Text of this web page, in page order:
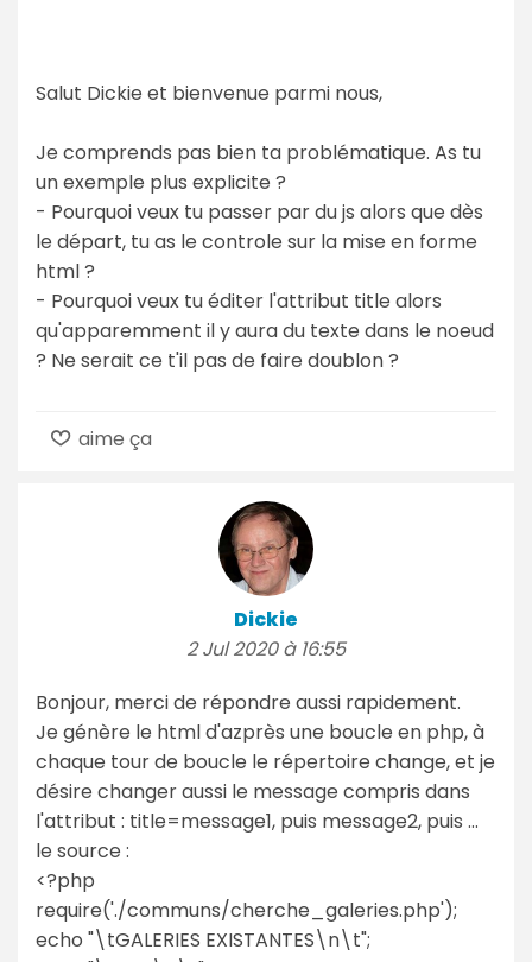
Salut Dickie et bienvenue parmi nous,
Je comprends pas bien ta problématique. As tu
un exemple plus explicite ?
- Pourquoi veux tu passer par du js alors que dès
le départ, tu as le controle sur la mise en forme
html ?
- Pourquoi veux tu éditer l'attribut title alors
qu'apparemment il y aura du texte dans le noeud
? Ne serait ce t'il pas de faire doublon ?
aime ça
Dickie
2 Jul 2020 à 16:55
Bonjour, merci de répondre aussi rapidement.
Je génère le html d'azprès une boucle en php, à
chaque tour de boucle le répertoire change, et je
désire changer aussi le message compris dans
l'attribut : title=message1, puis message2, puis ...
le source :
<?php
require('./communs/cherche_galeries.php');
echo "\tGALERIES EXISTANTES\n\t";